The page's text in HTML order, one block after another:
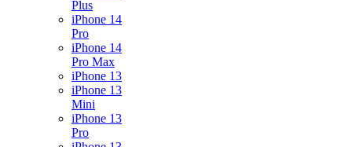
Plus
iPhone 14
Pro
iPhone 14
Pro Max
iPhone 13
iPhone 13
Mini
iPhone 13
Pro